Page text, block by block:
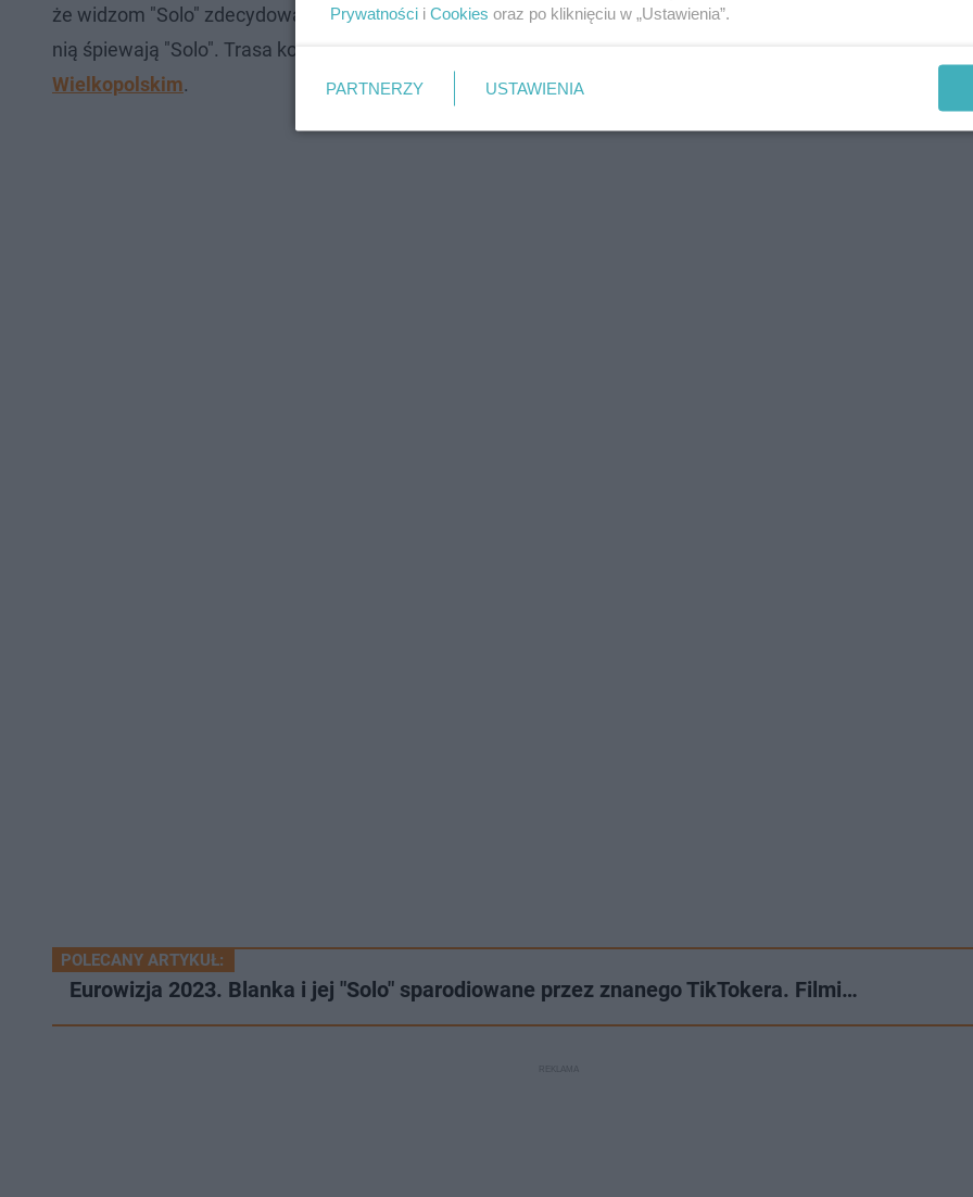
że widzom "Solo" zdecydowanie się podobało. Obecnie Blanka występuje na licznych koncertach
nią śpiewają "Solo". Trasa koncertowa nie jest jeszcze znana. Wiemy jedno -
Wielkopolskim.
POLECANY ARTYKUŁ:
Eurowizja 2023. Blanka i jej "Solo" sparodiowane przez znanego TikTokera. Filmi…
Prywatności i Cookies oraz po kliknięciu w „Ustawienia”.
PARTNERZY USTAWIENIA